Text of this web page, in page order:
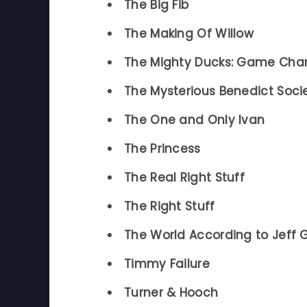
The Big Fib
The Making Of Willow
The Mighty Ducks: Game
The Mysterious Benedict
The One and Only Ivan
The Princess
The Real Right Stuff
The Right Stuff
The World According to Jeff
Timmy Failure
Turner & Hooch